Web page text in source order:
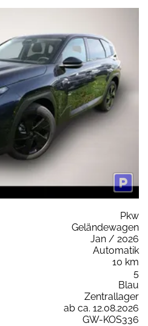
Pkw
Geländewagen
Jan / 2026
Automatik
10 km
5
Blau
Zentrallager
ab ca. 12.08.2026
GW-KOS336